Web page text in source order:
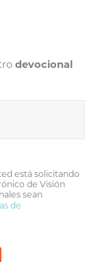
devocional
está solicitando
de Visión
sean
de